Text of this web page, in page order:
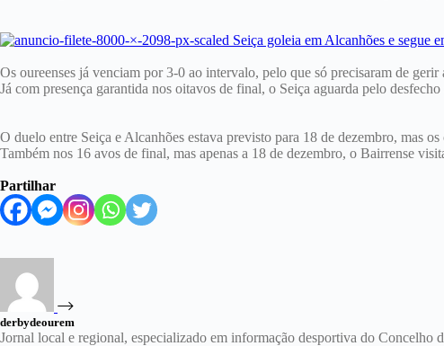
Os oureenses já venciam por 3-0 ao intervalo, pelo que só precisaram de gerir
Já com presença garantida nos oitavos de final, o Seiça aguarda pelo
O duelo entre Seiça e Alcanhões estava previsto para 18 de dezembro, mas
Também nos 16 avos de final, mas apenas a 18 de dezembro, o Bairrense
Partilhar
derbydeourem
Jornal local e regional, especializado em informação desportiva do Concelho